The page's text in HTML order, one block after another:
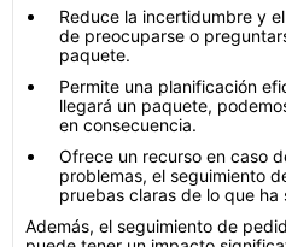
Reduce la incertidumbre y
de preocuparse o
paquete.
Permite una planificación
llegará un paquete,
en consecuencia.
Ofrece un recurso en caso
problemas, el seguimiento
pruebas claras de lo que ha
Además, el seguimiento de